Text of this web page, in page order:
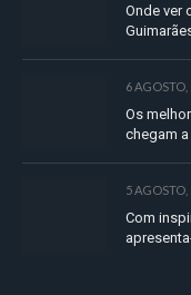
Onde ver
6 AGOSTO,
Os
chegam
5 AGOSTO,
Com